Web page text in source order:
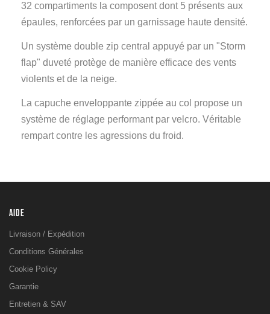
32 compartiments la composent dont 5 présents aux
épaules, renforcées par un garnissage haute densité.
Un système double zip central appuyé par un "Storm
flap" duveté protège de manière efficace des vents
violents et de la neige.
La capuche enveloppante zippée au col propose un
système de réglage performant par velcro. Véritable
rempart contre les agressions du froid.
AIDE
Livraison / Expédition
Conditions Générales
Cookie Policy
Garantie
Entretien & SAV